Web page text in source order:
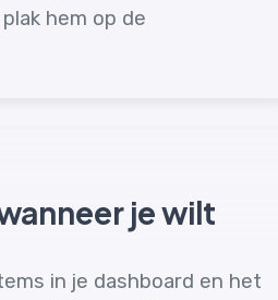
hem op de
je wilt
in je dashboard en het